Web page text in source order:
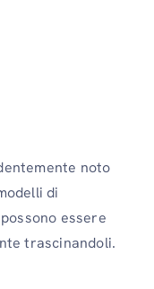
noto
di
essere
trascinandoli.